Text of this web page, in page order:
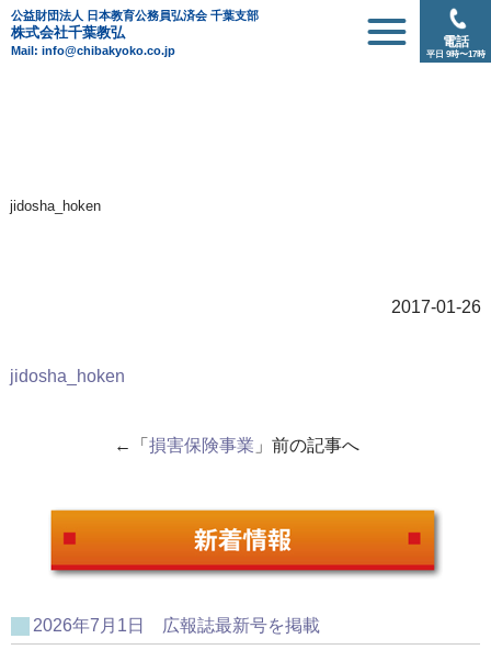
公益財団法人 日本教育公務員弘済会 千葉支部
株式会社千葉教弘
Mail: info@chibakyoko.co.jp
電話
平日 9時〜17時
jidosha_hoken
2017-01-26
jidosha_hoken
←「 損害保険事業 」前の記事へ
2026年7月1日 広報誌最新号を掲載